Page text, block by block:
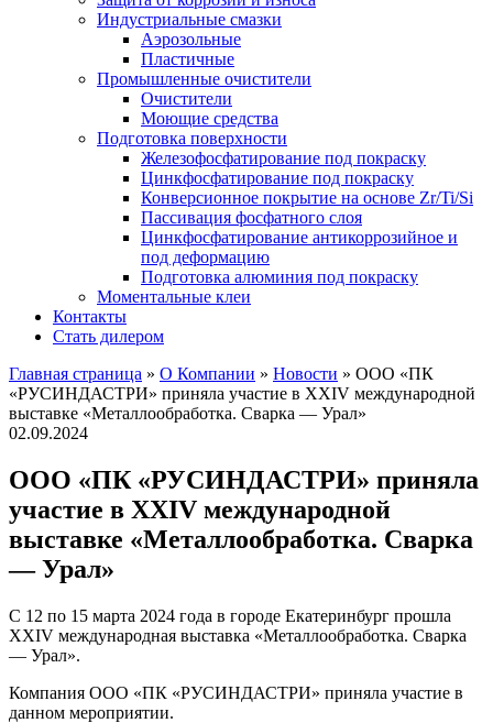
Индустриальные смазки
Аэрозольные
Пластичные
Промышленные очистители
Очистители
Моющие средства
Подготовка поверхности
Железофосфатирование под покраску
Цинкфосфатирование под покраску
Конверсионное покрытие на основе Zr/Ti/Si
Пассивация фосфатного слоя
Цинкфосфатирование антикоррозийное и
под деформацию
Подготовка алюминия под покраску
Моментальные клеи
Контакты
Стать дилером
Главная страница » О Компании » Новости » ООО «ПК
«РУСИНДАСТРИ» приняла участие в XXIV международной
выставке «Металлообработка. Сварка — Урал»
02.09.2024
ООО «ПК «РУСИНДАСТРИ» приняла
участие в XXIV международной
выставке «Металлообработка. Сварка
— Урал»
С 12 по 15 марта 2024 года в городе Екатеринбург прошла
XXIV международная выставка «Металлообработка. Сварка
— Урал».
Компания ООО «ПК «РУСИНДАСТРИ» приняла участие в
данном мероприятии.